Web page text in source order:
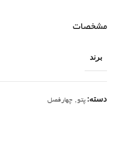
مشخصات
برند
دسته: پتو, چهارفصل